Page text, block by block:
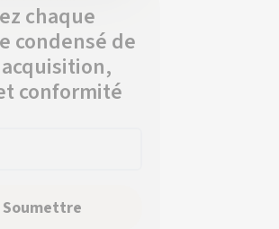
chaque
condensé de
conformité